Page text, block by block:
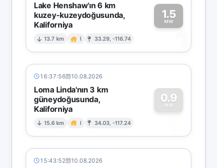
Lake Henshaw'ın 6 km
kuzey-kuzeydoğusunda,
Kaliforniya
13.7 km I 33.29, -116.74
1.5
MW
1
16:37:56 10.08.2026
Loma Linda'nın 3 km
güneydoğusunda,
Kaliforniya
15.6 km I 34.03, -117.24
0.9
MW
0
15:43:52 10.08.2026